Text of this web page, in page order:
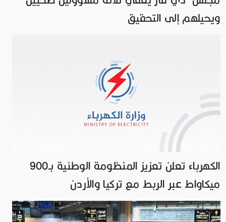
ويحيلهم إلى التحقيق
الكهرباء تعلن تعزيز المنظومة الوطنية بـ900
ميكاواط عبر الربط مع تركيا والأردن